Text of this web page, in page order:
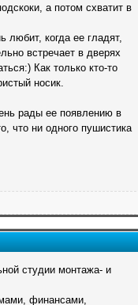
а потом схватит в
любит, когда ее гладят,
встречает в дверях
Как только кто-то
носик.
рады ее появлению в
что ни одного пушистика
студии монтажа- и
финансами,